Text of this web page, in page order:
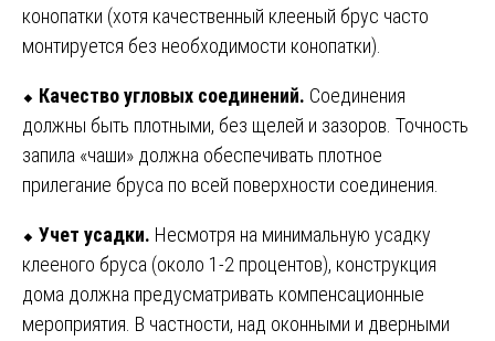
конопатки (хотя качественный клееный брус часто
монтируется без необходимости конопатки).
⬥ Качество угловых соединений. Соединения
должны быть плотными, без щелей и зазоров. Точность
запила «чаши» должна обеспечивать плотное
прилегание бруса по всей поверхности соединения.
⬥ Учет усадки. Несмотря на минимальную усадку
клееного бруса (около 1-2 процентов), конструкция
дома должна предусматривать компенсационные
мероприятия. В частности, над оконными и дверными